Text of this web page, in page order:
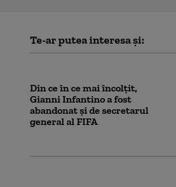
Te-ar putea interesa și:
Din ce în ce mai încolțit,
Gianni Infantino a fost
abandonat și de secretarul
general al FIFA